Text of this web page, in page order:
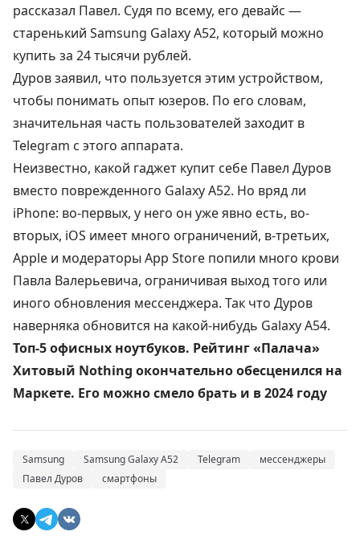
рассказал Павел. Судя по всему, его девайс —
старенький Samsung Galaxy A52, который можно
купить за 24 тысячи рублей.
Дуров заявил, что пользуется этим устройством,
чтобы понимать опыт юзеров. По его словам,
значительная часть пользователей заходит в
Telegram с этого аппарата.
Неизвестно, какой гаджет купит себе Павел Дуров
вместо поврежденного Galaxy A52. Но вряд ли
iPhone: во-первых, у него он уже явно есть, во-
вторых, iOS имеет много ограничений, в-третьих,
Apple и модераторы App Store попили много крови
Павла Валерьевича, ограничивая выход того или
иного обновления мессенджера. Так что Дуров
наверняка обновится на какой-нибудь Galaxy A54.
Топ-5 офисных ноутбуков. Рейтинг «Палача»
Хитовый Nothing окончательно обесценился на
Маркете. Его можно смело брать и в 2024 году
Samsung Samsung Galaxy A52 Telegram
мессенджеры
Павел Дуров
смартфоны